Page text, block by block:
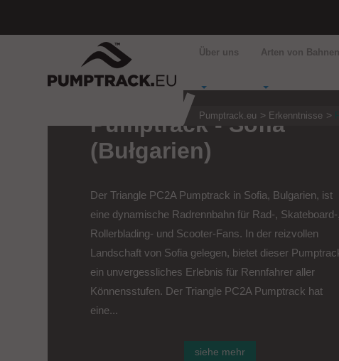
Über uns Arten von Bahnen
Pumptrack.eu Erkenntnisse
Pumptrack - Sofia
(Bułgarien)
Der Triangle PC2A Pumptrack in Sofia, Bulgarien, ist
eine dynamische Radrennbahn für Rad-, Skateboard-,
Rollerblading- und Scooter-Fans. In der reizvollen
Landschaft von Sofia gelegen, bietet dieser
ein unvergessliches Erlebnis für Rennfahrer aller
Könnensstufen. Der Triangle PC2A Pumptrack hat
eine...
siehe mehr